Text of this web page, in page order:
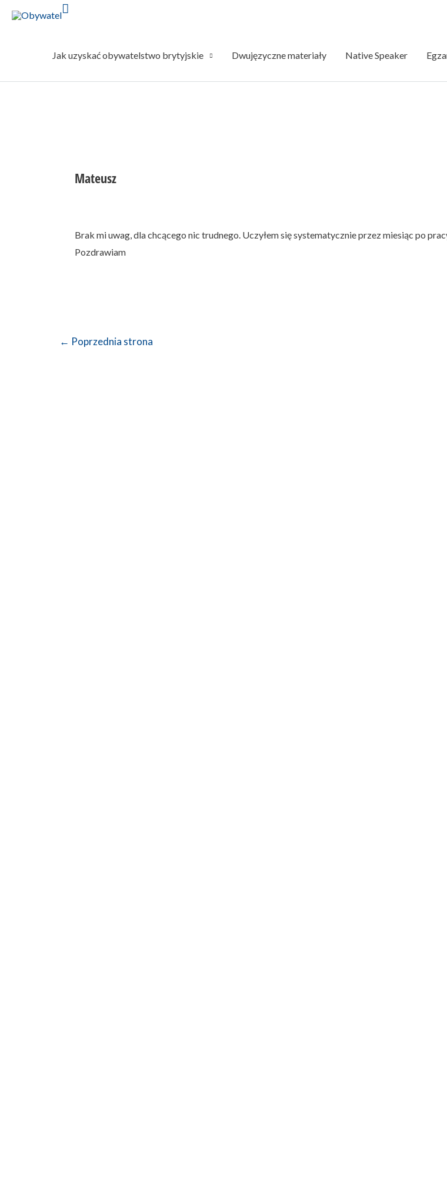
Jak uzyskać obywatelstwo brytyjskie Dwujęzyczne materiały Native Speaker
Mateusz
Brak mi uwag, dla chcącego nic trudnego. Uczyłem się systematycznie przez miesiąc po
Pozdrawiam
Nawigacja
← Poprzednia strona